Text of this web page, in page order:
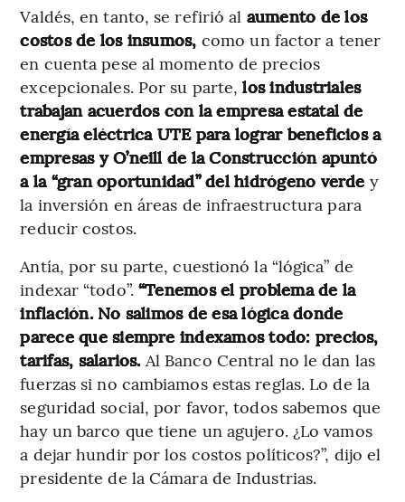
Valdés, en tanto, se refirió al aumento de los
costos de los insumos, como un factor a tener
en cuenta pese al momento de precios
excepcionales. Por su parte, los industriales
trabajan acuerdos con la empresa estatal de
energía eléctrica UTE para lograr beneficios a
empresas y O’neill de la Construcción apuntó
a la “gran oportunidad” del hidrógeno verde y
la inversión en áreas de infraestructura para
reducir costos.
Antía, por su parte, cuestionó la “lógica” de
indexar “todo”. “Tenemos el problema de la
inflación. No salimos de esa lógica donde
parece que siempre indexamos todo: precios,
tarifas, salarios. Al Banco Central no le dan las
fuerzas si no cambiamos estas reglas. Lo de la
seguridad social, por favor, todos sabemos que
hay un barco que tiene un agujero. ¿Lo vamos
a dejar hundir por los costos políticos?”, dijo el
presidente de la Cámara de Industrias.